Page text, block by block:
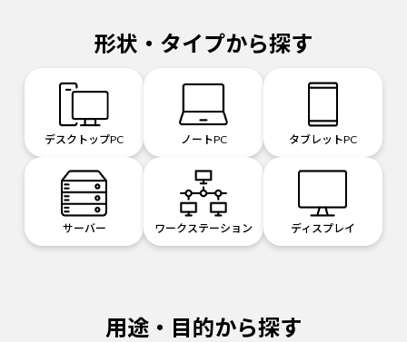
形状・タイプから探す
デスクトップPC ノートPC タブレットPC
サーバー ワークステーション ディスプレイ
用途・目的から探す